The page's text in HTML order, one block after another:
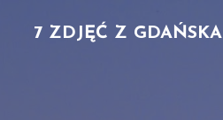
7 ZDJĘĆ Z GDAŃSKA